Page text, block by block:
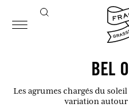
BEL
Les agrumes chargés du
variation autour